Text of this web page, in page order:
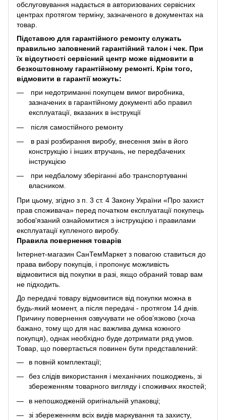
обслуговування надається в авторизованих сервісних
центрах протягом терміну, зазначеного в документах на
товар.
Підставою для гарантійного ремонту служать
правильно заповнений гарантійний талон і чек. При
їх відсутності сервісний центр може відмовити в
безкоштовному гарантійному ремонті. Крім того,
відмовити в гарантії можуть:
при недотриманні покупцем вимог виробника,
зазначених в гарантійному документі або правил
експлуатації, вказаних в інструкції
після самостійного ремонту
в разі розбирання виробу, внесення змін в його
конструкцію і інших втручань, не передбачених
інструкцією
при недбалому зберіганні або транспортуванні
власником.
При цьому, згідно з п. 3 ст. 4 Закону України «Про захист
прав споживача» перед початком експлуатації покупець
зобов'язаний ознайомитися з інструкцією і правилами
експлуатації купленого виробу.
Правила повернення товарів
Інтернет-магазин СанТемМаркет з повагою ставиться до
права вибору покупців, і пропонує можливість
відмовитися від покупки в разі, якщо обраний товар вам
не підходить.
До передачі товару відмовитися від покупки можна в
будь-який момент, а після передачі - протягом 14 днів.
Причину повернення озвучувати не обов’язково (хоча
бажано, тому що для нас важлива думка кожного
покупця), однак необхідно буде дотримати ряд умов.
Товар, що повертається повинен бути представлений:
в повній комплектації;
без слідів використання і механічних пошкоджень, зі
збереженням товарного вигляду і споживчих якостей;
в непошкодженій оригінальній упаковці;
зі збереженням всіх видів маркування та захисту,